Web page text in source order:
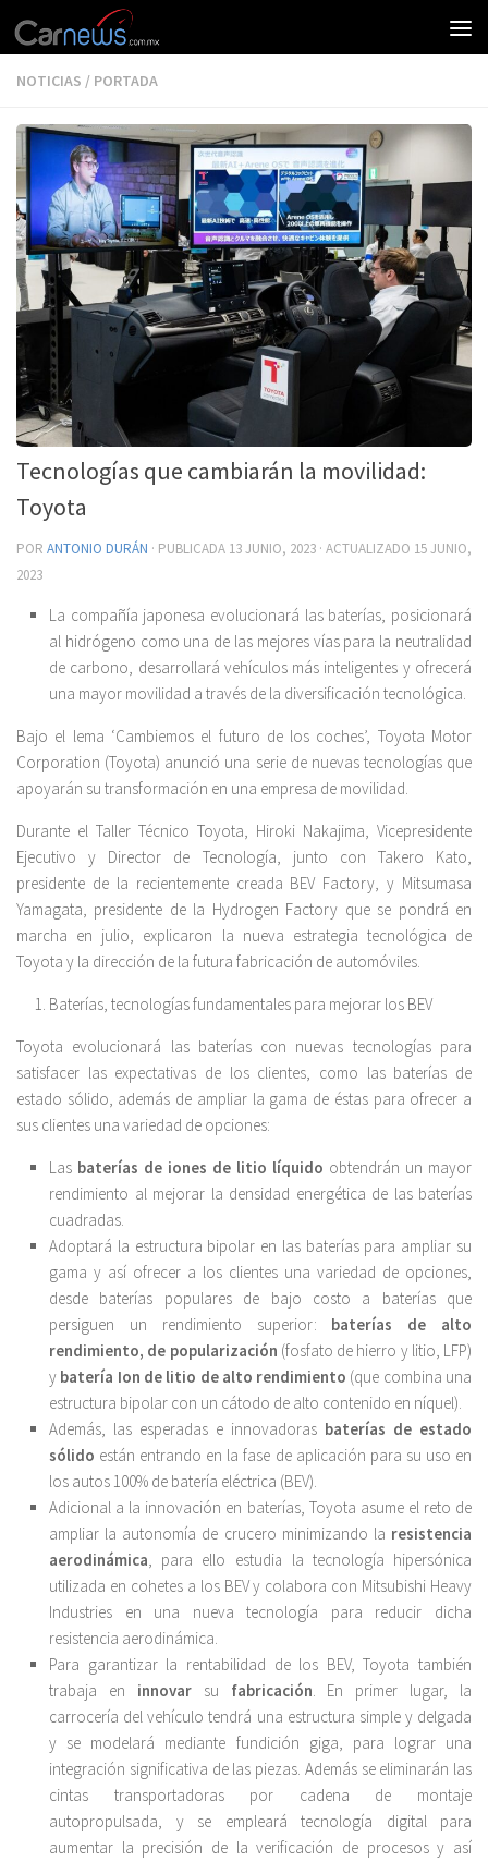
NOTICIAS / PORTADA
Tecnologías que cambiarán la movilidad:
Toyota
POR ANTONIO DURÁN · PUBLICADA 13 JUNIO, 2023 · ACTUALIZADO 15 JUNIO,
2023
La compañía japonesa evolucionará las baterías, posicionará
al hidrógeno como una de las mejores vías para la neutralidad
de carbono, desarrollará vehículos más inteligentes y ofrecerá
una mayor movilidad a través de la diversificación tecnológica.
Bajo el lema ‘Cambiemos el futuro de los coches’, Toyota Motor
Corporation (Toyota) anunció una serie de nuevas tecnologías que
apoyarán su transformación en una empresa de movilidad.
Durante el Taller Técnico Toyota, Hiroki Nakajima, Vicepresidente
Ejecutivo y Director de Tecnología, junto con Takero Kato,
presidente de la recientemente creada BEV Factory, y Mitsumasa
Yamagata, presidente de la Hydrogen Factory que se pondrá en
marcha en julio, explicaron la nueva estrategia tecnológica de
Toyota y la dirección de la futura fabricación de automóviles.
Baterías, tecnologías fundamentales para mejorar los BEV
Toyota evolucionará las baterías con nuevas tecnologías para
satisfacer las expectativas de los clientes, como las baterías de
estado sólido, además de ampliar la gama de éstas para ofrecer a
sus clientes una variedad de opciones:
Las baterías de iones de litio líquido obtendrán un mayor
rendimiento al mejorar la densidad energética de las baterías
cuadradas.
Adoptará la estructura bipolar en las baterías para ampliar su
gama y así ofrecer a los clientes una variedad de opciones,
desde baterías populares de bajo costo a baterías que
persiguen un rendimiento superior: baterías de alto
rendimiento, de popularización (fosfato de hierro y litio, LFP)
y batería Ion de litio de alto rendimiento (que combina una
estructura bipolar con un cátodo de alto contenido en níquel).
Además, las esperadas e innovadoras baterías de estado
sólido están entrando en la fase de aplicación para su uso en
los autos 100% de batería eléctrica (BEV).
Adicional a la innovación en baterías, Toyota asume el reto de
ampliar la autonomía de crucero minimizando la resistencia
aerodinámica, para ello estudia la tecnología hipersónica
utilizada en cohetes a los BEV y colabora con Mitsubishi Heavy
Industries en una nueva tecnología para reducir dicha
resistencia aerodinámica.
Para garantizar la rentabilidad de los BEV, Toyota también
trabaja en innovar su fabricación. En primer lugar, la
carrocería del vehículo tendrá una estructura simple y delgada
y se modelará mediante fundición giga, para lograr una
integración significativa de las piezas. Además se eliminarán las
cintas transportadoras por cadena de montaje
autopropulsada, y se empleará tecnología digital para
aumentar la precisión de la verificación de procesos y así